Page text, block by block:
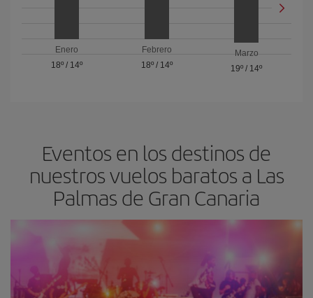
Enero
18º/ 14º
Febrero
18º/ 14º
Marzo
19º / 14º
Eventos en los destinos de
nuestros vuelos baratos a Las
Palmas de Gran Canaria